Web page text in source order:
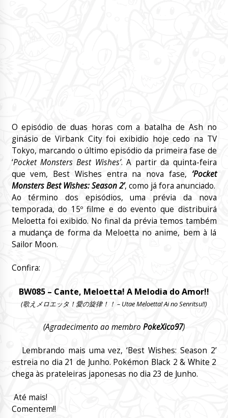
O episódio de duas horas com a batalha de Ash no
ginásio de Virbank City foi exibidio hoje cedo na TV
Tokyo, marcando o último episódio da primeira fase de
‘Pocket Monsters Best Wishes’. A partir da quinta-feira
que vem, Best Wishes entra na nova fase, ‘Pocket
Monsters Best Wishes: Season 2’, como já fora anunciado.
Ao término dos episódios, uma prévia da nova
temporada, do 15º filme e do evento que distribuirá
Meloetta foi exibido. No final da prévia temos também
a mudança de forma da Meloetta no anime, bem à lá
Sailor Moon.
Confira:
BW085 – Cante, Meloetta! A Melodia do Amor!!
(歌えメロエッタ！愛の旋律！！ – Utae Meloetta! Ai no Senritsu!!)
(Agradecimento ao membro PokeXico97)
Lembrando mais uma vez, ‘Best Wishes: Season 2’
estreia no dia 21 de Junho. Pokémon Black 2 & White 2
chega às prateleiras japonesas no dia 23 de Junho.
Até mais!
Comentem!!